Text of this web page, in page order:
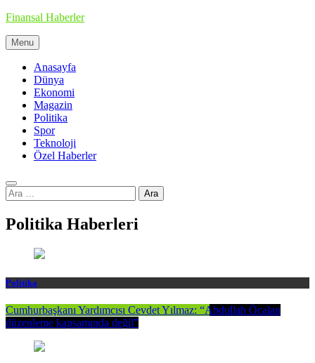
Skip
content
Finansal Haberler
Haberin doğru adresi
Menu
Anasayfa
Dünya
Ekonomi
Magazin
Politika
Spor
Teknoloji
Özel Haberler
Arama:
Politika Haberleri
Politika
Cumhurbaşkanı Yardımcısı Cevdet Yılmaz: “Abdullah Öcalan
düzenleme kapsamında değil”